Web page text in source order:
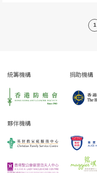
1
統籌機構 捐助機構
夥伴機構